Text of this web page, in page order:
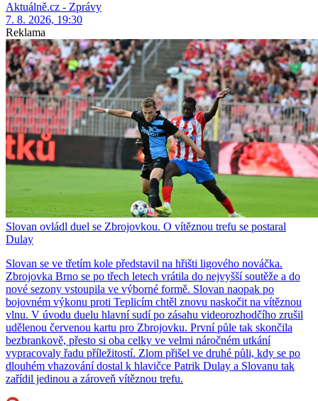
Aktuálně.cz - Zprávy
7. 8. 2026, 19:30
Reklama
Slovan ovládl duel se Zbrojovkou. O vítěznou trefu se postaral
Dulay
Slovan se ve třetím kole představil na hřišti ligového nováčka.
Zbrojovka Brno se po třech letech vrátila do nejvyšší soutěže a do
nové sezony vstoupila ve výborné formě. Slovan naopak po
bojovném výkonu proti Teplicím chtěl znovu naskočit na vítěznou
vlnu. V úvodu duelu hlavní sudí po zásahu videorozhodčího zrušil
udělenou červenou kartu pro Zbrojovku. První půle tak skončila
bezbrankově, přesto si oba celky ve velmi náročném utkání
vypracovaly řadu příležitostí. Zlom přišel ve druhé půli, kdy se po
dlouhém vhazování dostal k hlavičce Patrik Dulay a Slovanu tak
zařídil jedinou a zároveň vítěznou trefu.